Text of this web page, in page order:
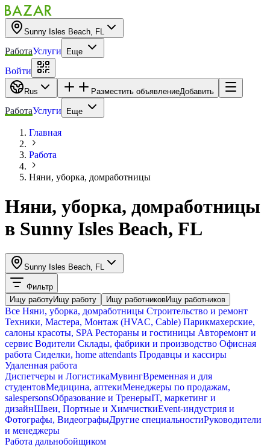
Sunny Isles Beach, FL
РаботаУслуги Еще
Войти
Rus Разместить объявлениеДобавить
РаботаУслуги Еще
Главная
Работа
Няни, уборка, домработницы
Няни, уборка, домработницы
в Sunny Isles Beach, FL
Sunny Isles Beach, FL
Фильтр
Ищу работуИщу работу Ищу работниковИщу работников
Все Няни, уборка, домработницы Строительство и ремонт
Техники, Мастера, Монтаж (HVAC, Cable) Парикмахерские,
салоны красоты, SPA Рестораны и гостиницы Авторемонт и
cервис Водители Склады, фабрики и производство Офисная
работа Сиделки, home attendants Продавцы и кассиры
Удаленная работа
Диспетчеры и ЛогистикаМувингВременная и для
студентовМедицина, аптекиМенеджеры по продажам,
salespersonsОбразование и ТренерыIT, маркетинг и
дизайнШвеи, Портные и ХимчисткиEvent-индустрия и
Фотографы, ВидеографыДругие специальностиРуководители
и менеджеры
Работа дальнобойщиком